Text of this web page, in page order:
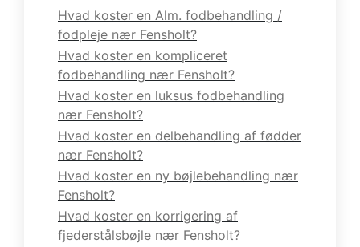
Hvad koster en Alm. fodbehandling /
fodpleje nær Fensholt?
Hvad koster en kompliceret
fodbehandling nær Fensholt?
Hvad koster en luksus fodbehandling
nær Fensholt?
Hvad koster en delbehandling af fødder
nær Fensholt?
Hvad koster en ny bøjlebehandling nær
Fensholt?
Hvad koster en korrigering af
fjederstålsbøjle nær Fensholt?